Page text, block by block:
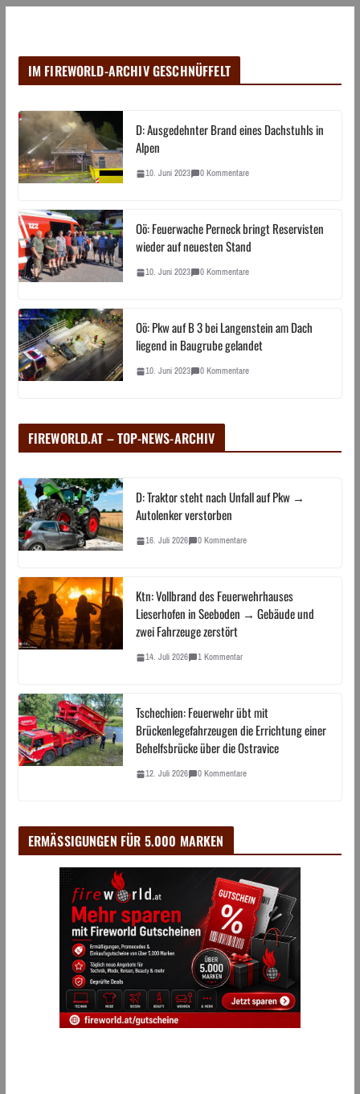
IM FIREWORLD-ARCHIV GESCHNÜFFELT
D: Ausgedehnter Brand eines Dachstuhls in
Alpen
10. Juni 2023 0 Kommentare
Oö: Feuerwache Perneck bringt Reservisten
wieder auf neuesten Stand
10. Juni 2023 0 Kommentare
Oö: Pkw auf B 3 bei Langenstein am Dach
liegend in Baugrube gelandet
10. Juni 2023 0 Kommentare
FIREWORLD.AT – TOP-NEWS-ARCHIV
D: Traktor steht nach Unfall auf Pkw →
Autolenker verstorben
16. Juli 2026 0 Kommentare
Ktn: Vollbrand des Feuerwehrhauses
Lieserhofen in Seeboden → Gebäude und
zwei Fahrzeuge zerstört
14. Juli 2026 1 Kommentar
Tschechien: Feuerwehr übt mit
Brückenlegefahrzeugen die Errichtung einer
Behelfsbrücke über die Ostravice
12. Juli 2026 0 Kommentare
ERMÄSSIGUNGEN FÜR 5.000 MARKEN